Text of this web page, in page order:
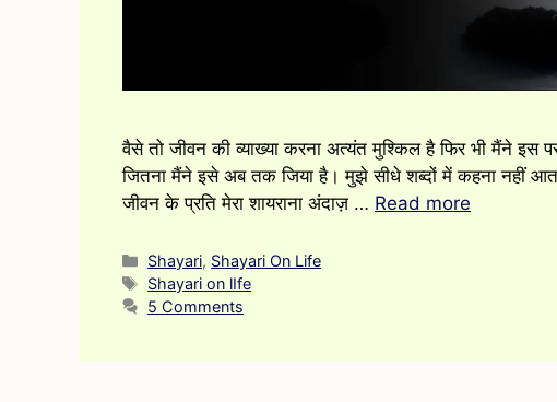
वैसे तो जीवन की व्याख्या करना अत्यंत मुश्किल है फिर भी मैंने इस
जितना मैंने इसे अब तक जिया है। मुझे सीधे शब्दों में कहना नहीं
जीवन के प्रति मेरा शायराना अंदाज़ … Read more
Categories
Shayari, Shayari On Life
Tags
Shayari on lIfe
5 Comments